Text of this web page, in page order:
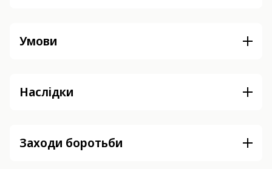
Умови
Наслідки
Заходи боротьби